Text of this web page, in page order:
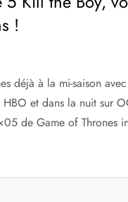
!
déjà à la mi-saison
HBO et dans la nuit sur
de Game of Thrones